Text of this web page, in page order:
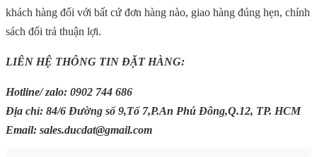
khách hàng đối với bất cứ đơn hàng nào, giao hàng đúng hẹn, chính
sách đổi trả thuận lợi.
LIÊN HỆ THÔNG TIN ĐẶT HÀNG:
Hotline/ zalo: 0902 744 686
Địa chỉ: 84/6 Đường số 9,Tổ 7,P.An Phú Đông,Q.12, TP. HCM
Email: sales.ducdat@gmail.com